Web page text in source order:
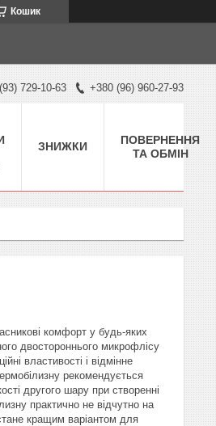
Кошик
729-10-63 +380 (96) 960-27-93
ЗНИЖКИ
ПОВЕРНЕННЯ
ТА ОБМІН
комфорт у будь-яких
двостороннього микрофлісу
властивості і відмінне
рекомендується
другого шару при створенні
практично не відчутно на
кращим варіантом для